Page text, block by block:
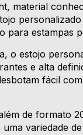
material
para estampas
o estojo
e alta
fácil
de formato
variedade